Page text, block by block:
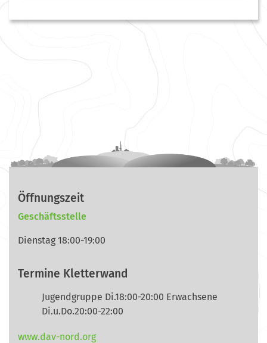
Öffnungszeit
Geschäftsstelle
Dienstag 18:00-19:00
Termine Kletterwand
Jugendgruppe Di.18:00-20:00 Erwachsene
Di.u.Do.20:00-22:00
www.dav-nord.org